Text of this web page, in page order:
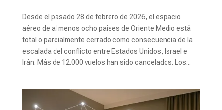
Desde el pasado 28 de febrero de 2026, el espacio
aéreo de al menos ocho países de Oriente Medio está
total o parcialmente cerrado como consecuencia de la
escalada del conflicto entre Estados Unidos, Israel e
Irán. Más de 12.000 vuelos han sido cancelados. Los...